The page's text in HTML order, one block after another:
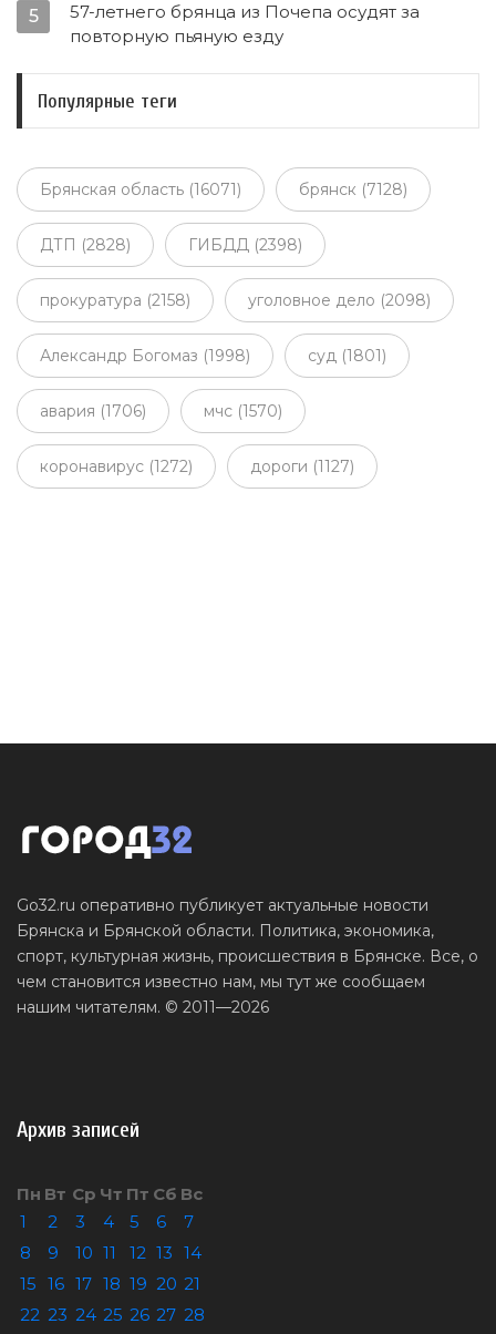
5
57-летнего брянца из Почепа осудят за
повторную пьяную езду
Популярные теги
Брянская область (16071) брянск (7128)
ДТП (2828) ГИБДД (2398)
прокуратура (2158) уголовное дело (2098)
Александр Богомаз (1998) суд (1801)
авария (1706) мчс (1570)
коронавирус (1272) дороги (1127)
Go32.ru оперативно публикует актуальные новости
Брянска и Брянской области. Политика, экономика,
спорт, культурная жизнь, происшествия в Брянске. Все, о
чем становится известно нам, мы тут же сообщаем
нашим читателям. © 2011—2026
Архив записей
Пн Вт Ср Чт Пт Сб Вс
1
2 3 4 5 6
7
8
9 10 11 12 13 14
15 16 17 18 19 20 21
22 23 24 25 26 27 28